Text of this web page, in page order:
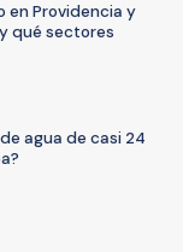
en Providencia y
qué sectores
agua de casi 24